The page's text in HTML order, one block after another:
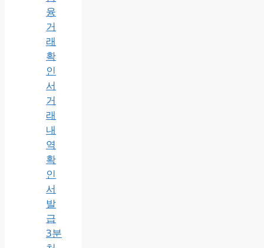
융
거
래
확
인
서
거
래
내
역
확
인
서
발
급
3분